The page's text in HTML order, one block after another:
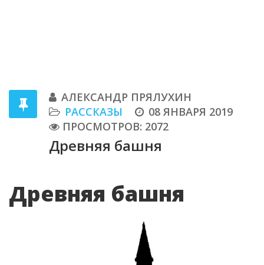
АЛЕКСАНДР ПРЯЛУХИН
РАССКАЗЫ
08 ЯНВАРЯ 2019
ПРОСМОТРОВ: 2072
Древняя башня
Древняя башня